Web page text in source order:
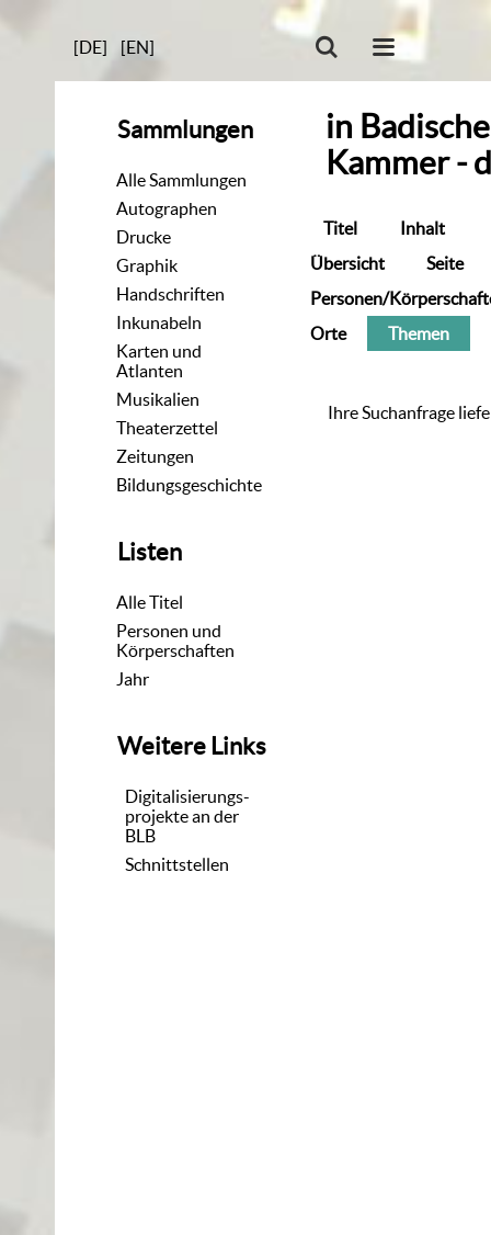
[DE] [EN]
Sammlungen
Alle Sammlungen
Autographen
Drucke
Graphik
Handschriften
Inkunabeln
Karten und
Atlanten
Musikalien
Theaterzettel
Zeitungen
Bildungsgeschichte
Listen
Alle Titel
Personen und
Körperschaften
Jahr
Weitere Links
Digitalisierungs-
projekte an der
BLB
Schnittstellen
in
Kammer -
Titel
Inhalt
Übersicht
Seite
Personen/
Orte
Themen
Ihre Suchanfrage